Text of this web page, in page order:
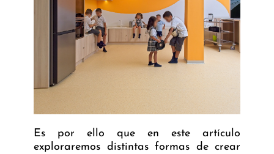
Es por ello que en este artículo
exploraremos distintas formas de crear